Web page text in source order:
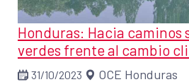
Honduras: Hacia caminos
verdes frente al cambio
31/10/2023 OCE Honduras